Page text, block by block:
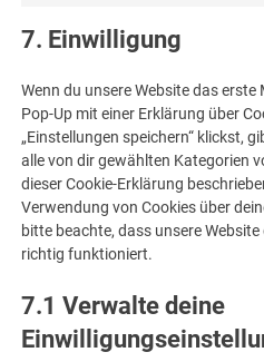
7. Einwilligung
Wenn du unsere Website das
Pop-Up mit einer Erklärung über
„Einstellungen speichern“ klickst,
alle von dir gewählten Kategorien
dieser Cookie-Erklärung
Verwendung von Cookies über
bitte beachte, dass unsere
richtig funktioniert.
7.1 Verwalte deine